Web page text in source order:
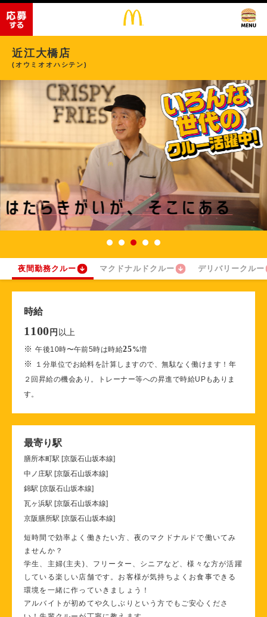
近江大橋店
(オウミオオハシテン)
夜間勤務クルー マクドナルドクルー デリバリークルー
時給
1100 円 以上
※午後10時〜午前5時は時給25%増
※
１分単位でお給料を計算しますので、無駄なく働けます！年
２回昇給の機会あり。トレーナー等への昇進で時給UPもありま
す。
最寄り駅
膳所本町駅 [京阪石山坂本線]
中ノ庄駅 [京阪石山坂本線]
錦駅 [京阪石山坂本線]
瓦ヶ浜駅 [京阪石山坂本線]
京阪膳所駅 [京阪石山坂本線]
短時間で効率よく働きたい方、夜のマクドナルドで働いてみ
ませんか？
学生、主婦(主夫)、フリーター、シニアなど、様々な方が活躍
している楽しい店舗です。お客様が気持ちよくお食事できる
環境を一緒に作っていきましょう！
アルバイトが初めてや久しぶりという方でもご安心くださ